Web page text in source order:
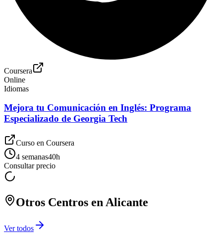
Coursera
Online
Idiomas
Mejora tu Comunicación en Inglés: Programa
Especializado de Georgia Tech
Curso en Coursera
4 semanas40h
Consultar precio
Otros Centros en Alicante
Ver todos